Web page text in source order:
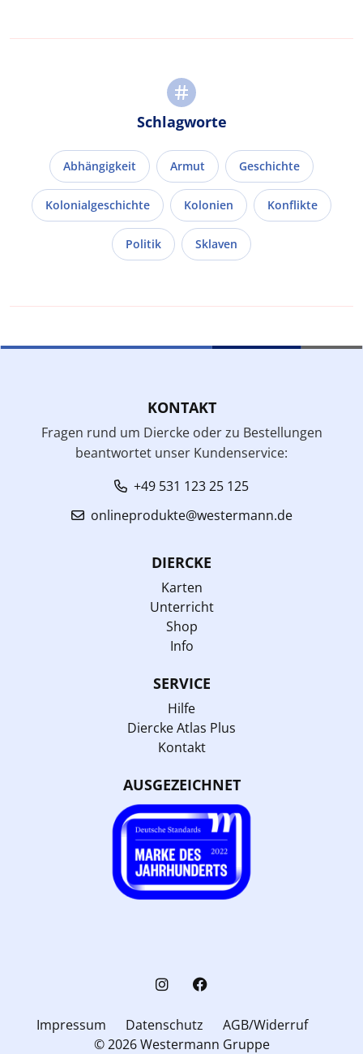
Schlagworte
Abhängigkeit Armut Geschichte
Kolonialgeschichte Kolonien Konflikte
Politik Sklaven
KONTAKT
Fragen rund um Diercke oder zu Bestellungen
beantwortet unser Kundenservice:
+49 531 123 25 125
onlineprodukte@westermann.de
DIERCKE
Karten
Unterricht
Shop
Info
SERVICE
Hilfe
Diercke Atlas Plus
Kontakt
AUSGEZEICHNET
Impressum Datenschutz
AGB/Widerruf
© 2026 Westermann Gruppe